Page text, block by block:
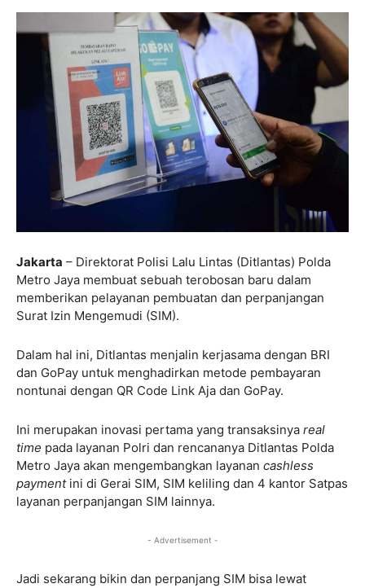
Jakarta – Direktorat Polisi Lalu Lintas (Ditlantas) Polda
Metro Jaya membuat sebuah terobosan baru dalam
memberikan pelayanan pembuatan dan perpanjangan
Surat Izin Mengemudi (SIM).
Dalam hal ini, Ditlantas menjalin kerjasama dengan BRI
dan GoPay untuk menghadirkan metode pembayaran
nontunai dengan QR Code Link Aja dan GoPay.
Ini merupakan inovasi pertama yang transaksinya real
time pada layanan Polri dan rencananya Ditlantas Polda
Metro Jaya akan mengembangkan layanan cashless
paymentini di Gerai SIM, SIM keliling dan 4 kantor Satpas
layanan perpanjangan SIM lainnya.
- Advertisement -
Jadi sekarang bikin dan perpanjang SIM bisa lewat